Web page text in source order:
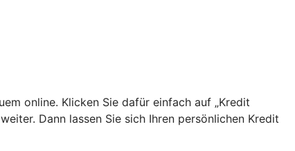
online. Klicken Sie dafür einfach auf „Kredit
Dann lassen Sie sich Ihren persönlichen Kredit